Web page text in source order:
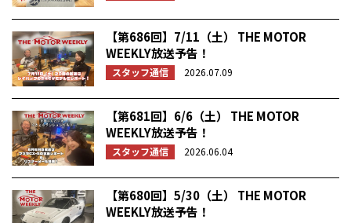
【第686回】7/11（土） THE MOTOR
WEEKLY放送予告！
スタッフ通信 2026.07.09
【第681回】6/6（土） THE MOTOR
WEEKLY放送予告！
スタッフ通信 2026.06.04
【第680回】5/30（土） THE MOTOR
WEEKLY放送予告！